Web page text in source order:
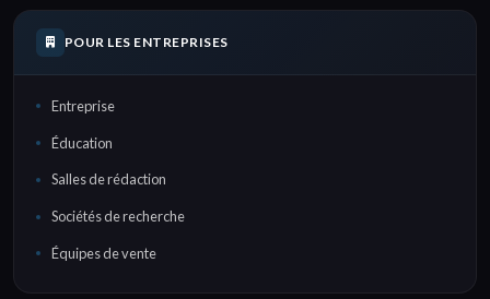
POUR LES ENTREPRISES
Entreprise
Éducation
Salles de rédaction
Sociétés de recherche
Équipes de vente